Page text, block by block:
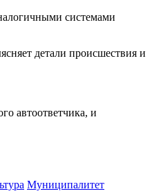
системами
детали происшествия и
автоответчика, и
Муниципалитет